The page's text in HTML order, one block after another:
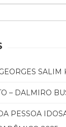
SALIM
– DALMIRO
PESSOA